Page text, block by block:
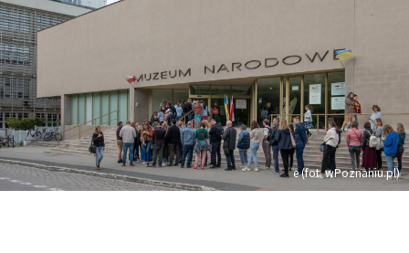
e (fot. wPoznaniu.pl)